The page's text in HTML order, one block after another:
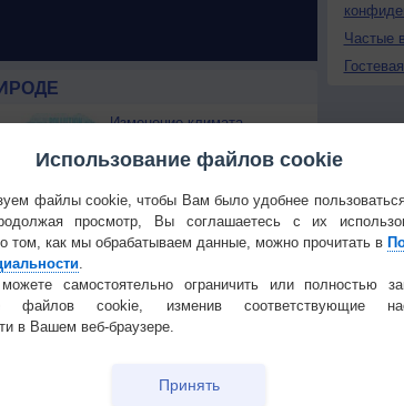
Изменение климата
быстро
лесные пожары
Температура Облачность Осадки
Частые
Использование файлов cookie
файлы cookie, чтобы Вам было удобнее
просмотр, Вы соглашаетесь с их
том, как мы обрабатываем данные, можно прочитать в
.
самостоятельно ограничить или полностью
файлов cookie, изменив соответствующие
в Вашем веб-браузере.
Принять